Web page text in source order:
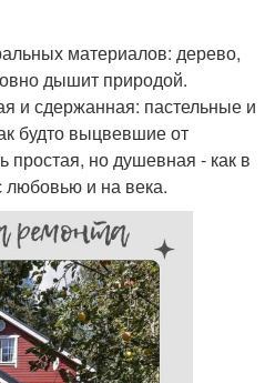
материалов: дерево,
дышит природой.
и сдержанная: пастельные и
будто выцвевшие от
простая, но душевная - как в
любовью и на века.